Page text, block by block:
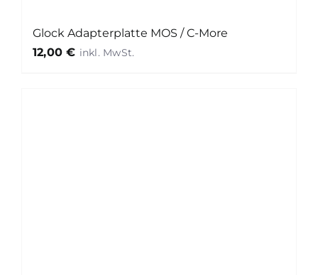
Glock Adapterplatte MOS / C-More
12,00€